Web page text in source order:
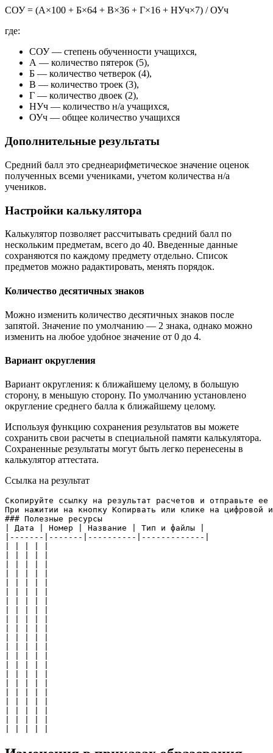
СОУ = (А×100 + Б×64 + В×36 + Г×16 + НУч×7) / ОУч
где:
СОУ — степень обученности учащихся,
А — количество пятерок (5),
Б — количество четверок (4),
В — количество троек (3),
Г — количество двоек (2),
НУч — количество н/а учащихся,
ОУч — общее количество учащихся
Дополнительные результаты
Средний балл это среднеарифметическое значение оценок
полученных всеми учениками, учетом количества н/а
учеников.
Настройки калькулятора
Калькулятор позволяет рассчитывать средний балл по
нескольким предметам, всего до 40. Введенные данные
сохраняются по каждому предмету отдельно. Список
предметов можно радактировать, менять порядок.
Количество десятичных знаков
Можно изменить количество десятичных знаков после
запятой. Значение по умолчанию — 2 знака, однако можно
изменить на любое удобное значение от 0 до 4.
Вариант округления
Вариант округления: к ближайшему целому, в большую
сторону, в меньшую сторону. По умолчанию установлено
округление среднего балла к ближайшему целому.
Используя функцию сохранения результатов вы можете
сохранить свои расчеты в специальной памяти калькулятора.
Сохраненные результаты могут быть легко перенесены в
калькулятор аттестата.
Ссылка на результат
Скопируйте ссылку на результат расчетов и отправьте
При нажитии на кнопку Копирвать или клике на цифровой
### Полезные ресурсы
| Дата | Номер | Название | Тип и файлы |
|-------|-------|----------|-------------|